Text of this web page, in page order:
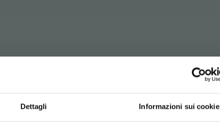
Dettagli Informazioni sui cookie
frame, drain valve, 2 swivel and 2 locked castors ø 100 mm.
ТЕХНИЧЕСКИЙ